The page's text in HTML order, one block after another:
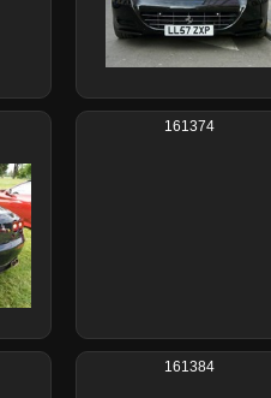
161374
161384